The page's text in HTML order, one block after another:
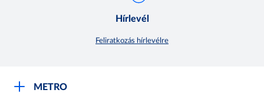
Hírlevél
Feliratkozás hírlevélre
METRO